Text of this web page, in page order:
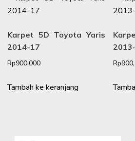
Karpet 5D Toyota Yaris
2014-17
Rp900,000
Tambah ke keranjang
Rp